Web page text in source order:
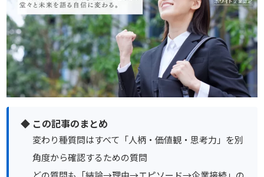
◆ この記事のまとめ
変わり種質問はすべて「人柄・価値観・思考力」を別
角度から確認するための質問